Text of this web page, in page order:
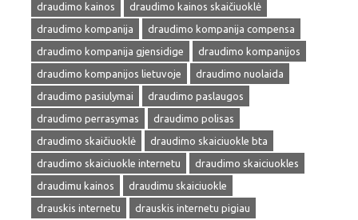
draudimo kainos
draudimo kainos skaičiuoklė
draudimo kompanija
draudimo kompanija compensa
draudimo kompanija gjensidige
draudimo kompanijos
draudimo kompanijos lietuvoje
draudimo nuolaida
draudimo pasiulymai
draudimo paslaugos
draudimo perrasymas
draudimo polisas
draudimo skaičiuoklė
draudimo skaiciuokle bta
draudimo skaiciuokle internetu
draudimo skaiciuokles
draudimu kainos
draudimu skaiciuokle
drauskis internetu
drauskis internetu pigiau